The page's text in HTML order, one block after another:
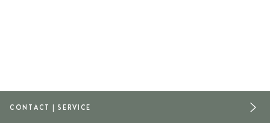
CONTACT | SERVICE